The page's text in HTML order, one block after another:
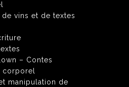
de vins et de textes
– Contes
corporel
manipulation de